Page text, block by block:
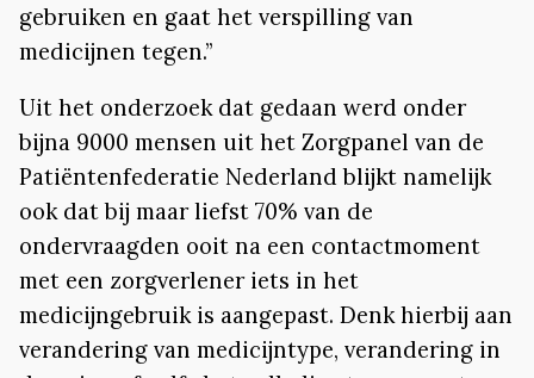
gebruiken en gaat het verspilling van
medicijnen tegen.”
Uit het onderzoek dat gedaan werd onder
bijna 9000 mensen uit het Zorgpanel van de
Patiëntenfederatie Nederland blijkt namelijk
ook dat bij maar liefst 70% van de
ondervraagden ooit na een contactmoment
met een zorgverlener iets in het
medicijngebruik is aangepast. Denk hierbij aan
verandering van medicijntype, verandering in